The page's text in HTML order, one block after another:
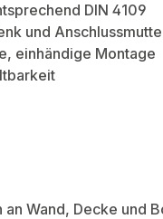
DIN 4109
und
einhändige Montage
Wand, Decke und